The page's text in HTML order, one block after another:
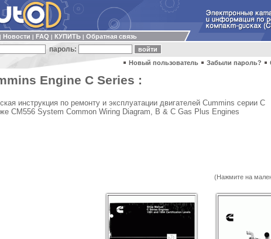
Новости FAQ КУПИТЬ Обратная связь
пароль:
Новый пользователь Забыли пароль?
Engine C Series :
инструкция по ремонту и эксплуатации двигателей Cummins серии C
CM556 System Common Wiring Diagram, B & C Gas Plus Engines
(Нажмите на